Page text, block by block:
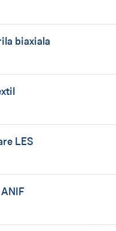
biaxiala
LES